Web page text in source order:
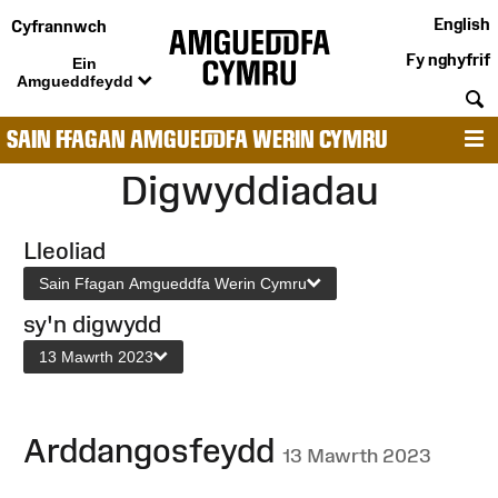
Cyfrannwch
Ein
Amgueddfeydd
English
Fy nghyfrif
SAIN FFAGAN AMGUEDDFA WERIN CYMRU
Digwyddiadau
Lleoliad
Sain Ffagan Amgueddfa Werin Cymru
sy'n digwydd
13 Mawrth 2023
Arddangosfeydd 13 Mawrth 2023